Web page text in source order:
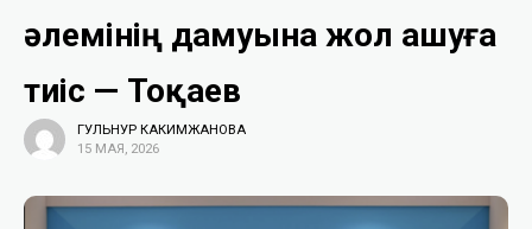
әлемінің дамуына жол ашуға
тиіс — Тоқаев
ГУЛЬНУР КАКИМЖАНОВА
15 МАЯ, 2026